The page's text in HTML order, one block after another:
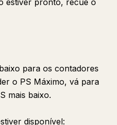
estiver pronto, recue o
para os contadores
o PS Máximo, vá para
mais baixo.
disponível: